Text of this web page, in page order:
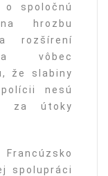
spoločnú
hrozbu
rozšírení
vôbec
že slabiny
nesú
za útoky
spolupráci